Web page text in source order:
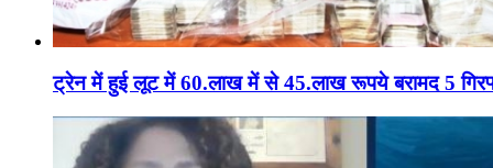
ट्रेन में हुई लूट में 60.लाख में से 45.लाख रूपये बरामद 5